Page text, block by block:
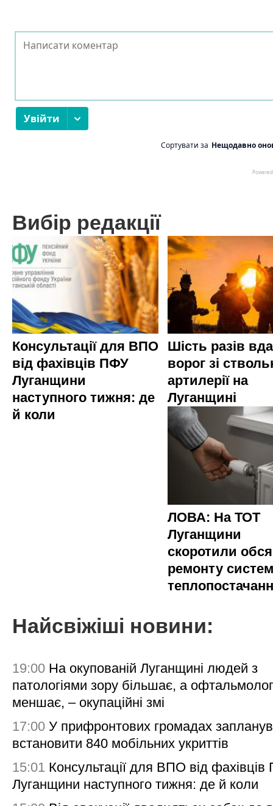
Вибір редакції
Консультації для ВПО
від фахівців ПФУ
Луганщини
наступного тижня: де
й коли
Шість разів
ворог зі
артилерії на
Луганщині
ЛОВА: На ТОТ
Луганщини
скоротили
ремонту
Найсвіжіші новини:
19:00 На окупованій Луганщині людей з
патологіями зору більшає, а
меншає, – окупаційні змі
17:00 У прифронтових громадах
встановити 840 мобільних укриттів
15:01 Консультації для ВПО від
Луганщини наступного тижня: де й коли